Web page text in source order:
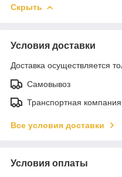
Скрыть
Условия доставки
Доставка осуществляется
Самовывоз
Транспортная компания
Все условия доставки
Условия оплаты